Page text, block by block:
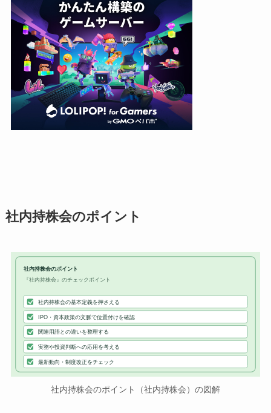
社内持株会のポイント
社内持株会のポイント
『社内持株会』のチェックポイント
社内持株会の基本定義を押さえる
IPO・資本政策の文脈で位置付けを確認
関連用語との違いを整理する
実務や投資判断への応用を考える
最新動向・制度改正をチェック
社内持株会のポイント（社内持株会）の図解